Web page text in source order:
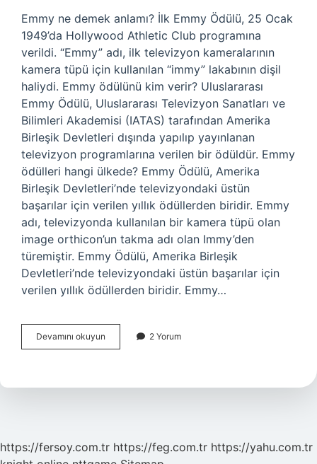
Emmy ne demek anlamı? İlk Emmy Ödülü, 25 Ocak
1949’da Hollywood Athletic Club programına
verildi. “Emmy” adı, ilk televizyon kameralarının
kamera tüpü için kullanılan “immy” lakabının dişil
haliydi. Emmy ödülünü kim verir? Uluslararası
Emmy Ödülü, Uluslararası Televizyon Sanatları ve
Bilimleri Akademisi (IATAS) tarafından Amerika
Birleşik Devletleri dışında yapılıp yayınlanan
televizyon programlarına verilen bir ödüldür. Emmy
ödülleri hangi ülkede? Emmy Ödülü, Amerika
Birleşik Devletleri’nde televizyondaki üstün
başarılar için verilen yıllık ödüllerden biridir. Emmy
adı, televizyonda kullanılan bir kamera tüpü olan
image orthicon’un takma adı olan Immy’den
türemiştir. Emmy Ödülü, Amerika Birleşik
Devletleri’nde televizyondaki üstün başarılar için
verilen yıllık ödüllerden biridir. Emmy…
Devamını okuyun
Nin
2 Yorum
https://fersoy.com.tr https://feg.com.tr https://yahu.com.tr